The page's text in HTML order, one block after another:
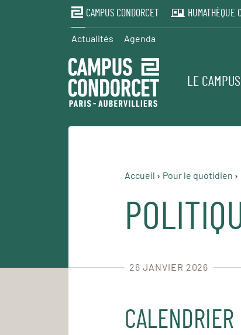
CAMPUS CONDORCET HUMATHÈQUE
Actualités Agenda
LE CAMPUS
Accueil Pour le quotidien
26 JANVIER 2026
CALENDRIER